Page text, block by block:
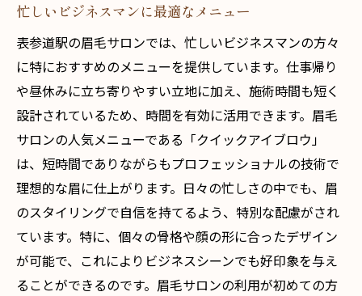
忙しいビジネスマンに最適なメニュー
表参道駅の眉毛サロンでは、忙しいビジネスマンの方々
に特におすすめのメニューを提供しています。仕事帰り
や昼休みに立ち寄りやすい立地に加え、施術時間も短く
設計されているため、時間を有効に活用できます。眉毛
サロンの人気メニューである「クイックアイブロウ」
は、短時間でありながらもプロフェッショナルの技術で
理想的な眉に仕上がります。日々の忙しさの中でも、眉
のスタイリングで自信を持てるよう、特別な配慮がされ
ています。特に、個々の骨格や顔の形に合ったデザイン
が可能で、これによりビジネスシーンでも好印象を与え
ることができるのです。眉毛サロンの利用が初めての方